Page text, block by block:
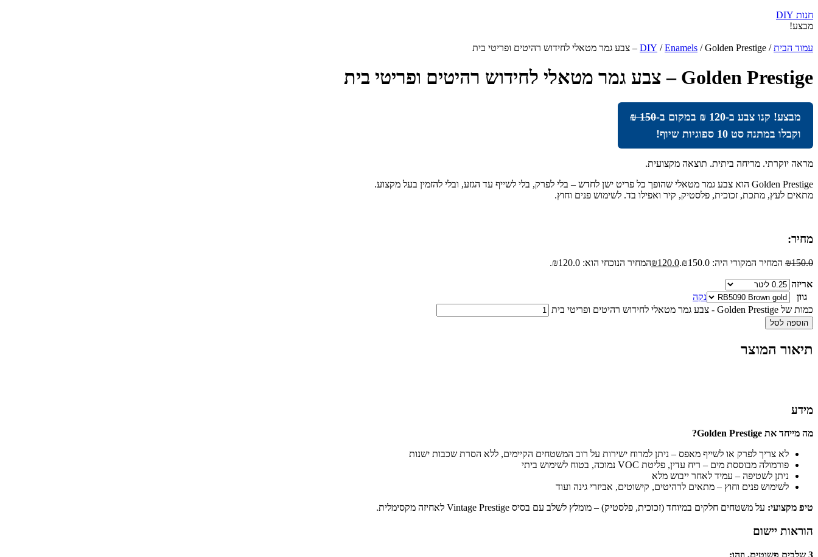
חנות DIY
מבצע!
עמוד הבית/
DIY /Enamels / Golden Prestige – צבע גמר מטאלי לחידוש רהיטים ופריטי בית
Golden Prestige – צבע גמר מטאלי לחידוש רהיטים ופריטי בית
מבצע! קנו צבע ב-120 ₪ במקום ב-
150 ₪
וקבלו במתנה סט 10 ספוגיות שיוף!
מראה יוקרתי. מריחה ביתית. תוצאה מקצועית.
Golden Prestige הוא צבע גמר מטאלי שהופך כל פריט ישן לחדש – בלי לפרק, בלי לשייף עד הגזע, ובלי להזמין בעל מקצוע.
מתאים לעץ, מתכת, זכוכית, פלסטיק, קיר ואפילו בד. לשימוש פנים וחוץ.
מחיר:
₪150.0 המחיר המקורי היה: ₪150.0. ₪120.0 המחיר הנוכחי הוא: ₪120.0.
אריזה
גוון
נקה
כמות של Golden Prestige - צבע גמר מטאלי לחידוש רהיטים ופריטי בית
הוספה לסל
תיאור המוצר
מידע
מה מייחד את Golden Prestige?
לא צריך לפרק או לשייף מאפס – ניתן למרוח ישירות על רוב המשטחים הקיימים, ללא הסרת שכבות ישנות
פורמולה מבוססת מים – ריח עדין, פליטת VOC נמוכה, בטוח לשימוש ביתי
ניתן לשטיפה – עמיד לאחר ייבוש מלא
לשימוש פנים וחוץ – מתאים לרהיטים, קישוטים, אביזרי גינה ועוד
טיפ מקצועי: על משטחים חלקים במיוחד (זכוכית, פלסטיק) – מומלץ לשלב עם בסיס Vintage Prestige לאחיזה מקסימלית.
הוראות יישום
3 שלבים פשוטים, וזהו: